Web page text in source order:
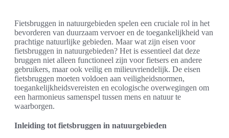
Fietsbruggen in natuurgebieden spelen een cruciale rol in het
bevorderen van duurzaam vervoer en de toegankelijkheid van
prachtige natuurlijke gebieden. Maar wat zijn eisen voor
fietsbruggen in natuurgebieden? Het is essentieel dat deze
bruggen niet alleen functioneel zijn voor fietsers en andere
gebruikers, maar ook veilig en milieuvriendelijk. De eisen
fietsbruggen moeten voldoen aan veiligheidsnormen,
toegankelijkheidsvereisten en ecologische overwegingen om
een harmonieus samenspel tussen mens en natuur te
waarborgen.
Inleiding tot fietsbruggen in natuurgebieden